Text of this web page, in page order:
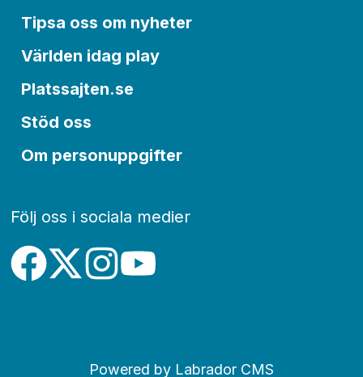
Tipsa oss om nyheter
Världen idag play
Platssajten.se
Stöd oss
Om personuppgifter
Följ oss i sociala medier
Powered by Labrador CMS